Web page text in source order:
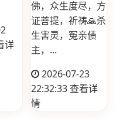
详
佛，众生度尽，方
证菩提，祈祷🙏杀
生害灵，冤亲债
主，...
2026-07-23
22:32:33查看详
情